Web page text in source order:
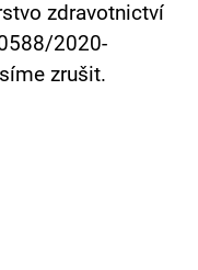
zdravotnictví
2020-
zrušit.